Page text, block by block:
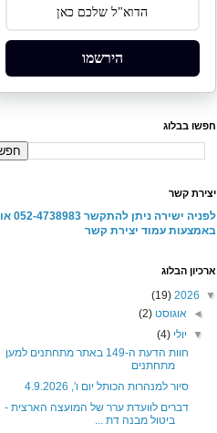
הירשמו
חפשו בבלוג
יצירת קשר
לפניה ישירה ניתן להתקשר 052-4738983 או
באמצעות עמוד יצירת קשר
ארכיון הבלוג
▼
2026
(19)
◄ אוגוסט(2)
▼ יולי(4)
חוות הדעת ה-149 באתר מתחתנים למען
מתחתנים
סיור למנהרות הכותל יום ו', 4.9.2026
דברים לוועדת ערר של המועצה הארצית -
ביטול מבנה דת ...